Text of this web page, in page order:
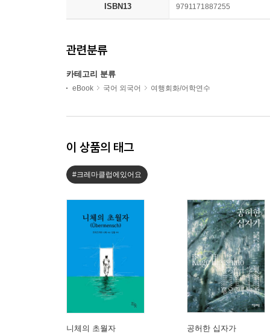
ISBN13 9791171887255
관련분류
카테고리 분류
eBook 국어 외국어 여행회화/어학연수
이 상품의 태그
#크레마클럽에있어요
니체의 초월자 공허한 십자가